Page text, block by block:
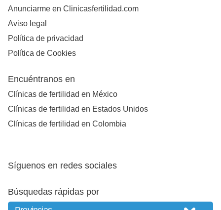
Anunciarme en Clinicasfertilidad.com
Aviso legal
Política de privacidad
Política de Cookies
Encuéntranos en
Clínicas de fertilidad en México
Clínicas de fertilidad en Estados Unidos
Clínicas de fertilidad en Colombia
Síguenos en redes sociales
Búsquedas rápidas por